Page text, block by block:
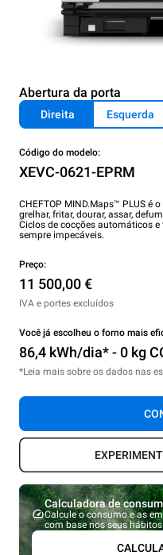
Abertura da porta
Direita Esquerda
Código do modelo:
XEVC-0621-EPRM
CHEFTOP MIND.Maps™ PLUS é
grelhar, fritar, dourar, assar,
Ciclos de cocções automáticos
sempre impecáveis.
Preço:
11 500,00 €
IVA e portes excluídos
Você já escolheu o forno mais
86,4 kWh/dia* - 0 kg
*Leia mais sobre os dados nas
Calculadora de
Calcule o consumo e as
com base nos seus